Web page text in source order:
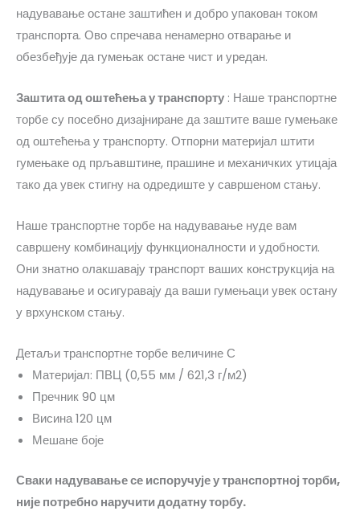
надувавање остане заштићен и добро упакован током
транспорта. Ово спречава ненамерно отварање и
обезбеђује да гумењак остане чист и уредан.
Заштита од оштећења у транспорту : Наше транспортне
торбе су посебно дизајниране да заштите ваше гумењаке
од оштећења у транспорту. Отпорни материјал штити
гумењаке од прљавштине, прашине и механичких утицаја
тако да увек стигну на одредиште у савршеном стању.
Наше транспортне торбе на надувавање нуде вам
савршену комбинацију функционалности и удобности.
Они знатно олакшавају транспорт ваших конструкција на
надувавање и осигуравају да ваши гумењаци увек остану
у врхунском стању.
Детаљи транспортне торбе величине С
Материјал: ПВЦ (0,55 мм / 621,3 г/м2)
Пречник 90 цм
Висина 120 цм
Мешане боје
Сваки надувавање се испоручује у транспортној торби,
није потребно наручити додатну торбу.